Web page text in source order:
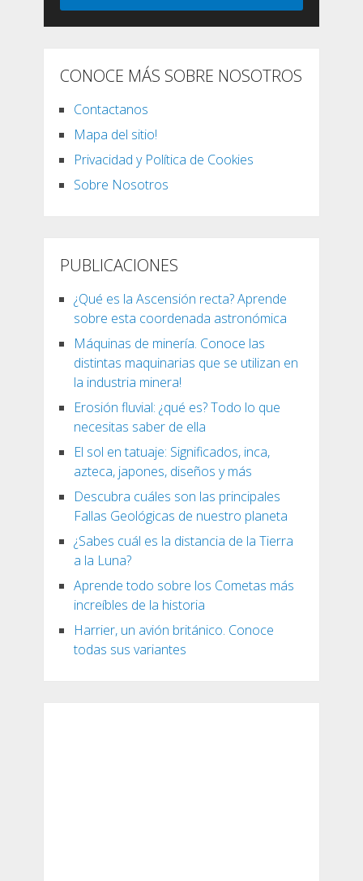
CONOCE MÁS SOBRE NOSOTROS
Contactanos
Mapa del sitio!
Privacidad y Política de Cookies
Sobre Nosotros
PUBLICACIONES
¿Qué es la Ascensión recta? Aprende
sobre esta coordenada astronómica
Máquinas de minería. Conoce las
distintas maquinarias que se utilizan en
la industria minera!
Erosión fluvial: ¿qué es? Todo lo que
necesitas saber de ella
El sol en tatuaje: Significados, inca,
azteca, japones, diseños y más
Descubra cuáles son las principales
Fallas Geológicas de nuestro planeta
¿Sabes cuál es la distancia de la Tierra
a la Luna?
Aprende todo sobre los Cometas más
increíbles de la historia
Harrier, un avión británico. Conoce
todas sus variantes